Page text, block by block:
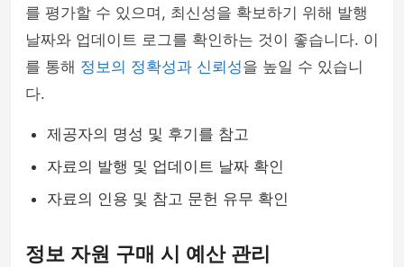
를 평가할 수 있으며, 최신성을 확보하기 위해 발행
날짜와 업데이트 로그를 확인하는 것이 좋습니다. 이
를 통해 정보의 정확성과 신뢰성을 높일 수 있습니
다.
제공자의 명성 및 후기를 참고
자료의 발행 및 업데이트 날짜 확인
자료의 인용 및 참고 문헌 유무 확인
정보 자원 구매 시 예산 관리